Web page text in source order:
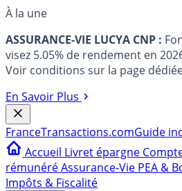
À la une
ASSURANCE-VIE LUCYA CNP :
visez 5.05% de rendement en
Voir conditions sur la page
En Savoir Plus
FranceTransactions.comGuide
Accueil Livret épargne
rémunéréAssurance-Vie PEA &
Impôts & Fiscalité